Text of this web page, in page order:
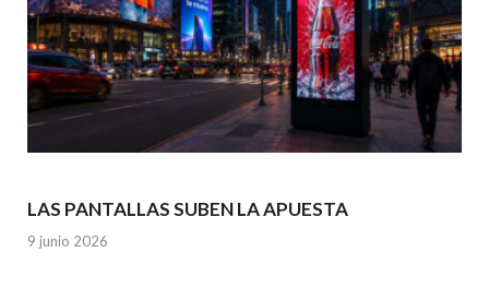
LAS PANTALLAS SUBEN LA APUESTA
9 junio 2026